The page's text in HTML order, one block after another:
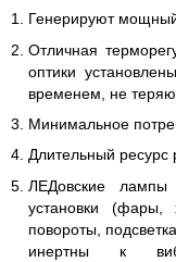
Генерируют
Отличная
оптики
временем, не
Минимальное
Длительный ресурс
ЛЕДовские
установки (фары,
повороты,
инертны к